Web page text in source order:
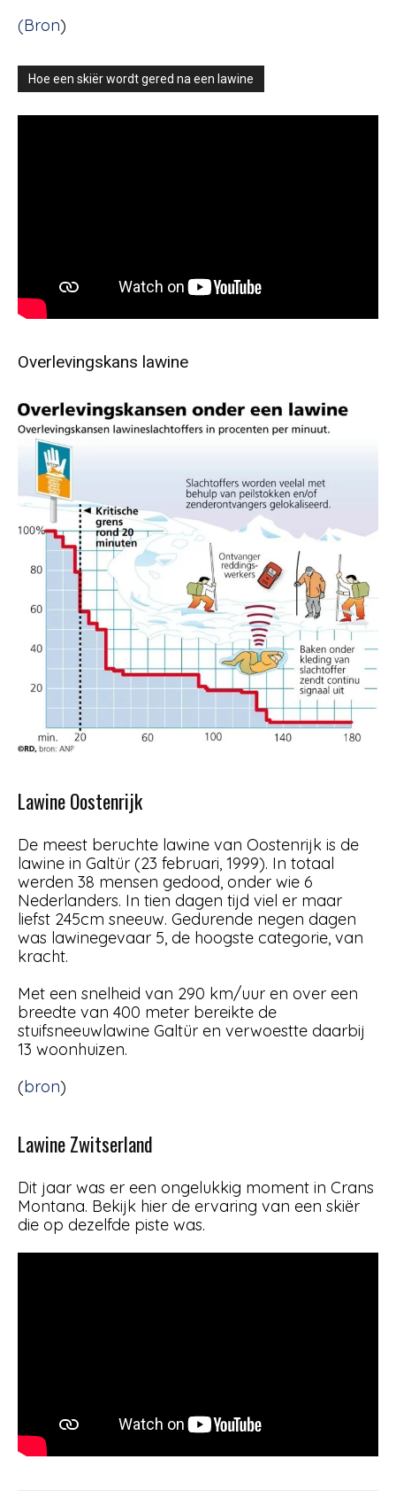
(Bron)
Hoe een skiër wordt gered na een lawine
Overlevingskans lawine
Lawine Oostenrijk
De meest beruchte lawine van Oostenrijk is de
lawine in Galtür (23 februari, 1999). In totaal
werden 38 mensen gedood, onder wie 6
Nederlanders. In tien dagen tijd viel er maar
liefst 245cm sneeuw. Gedurende negen dagen
was lawinegevaar 5, de hoogste categorie, van
kracht.
Met een snelheid van 290 km/uur en over een
breedte van 400 meter bereikte de
stuifsneeuwlawine Galtür en verwoestte daarbij
13 woonhuizen.
(bron)
Lawine Zwitserland
Dit jaar was er een ongelukkig moment in Crans
Montana. Bekijk hier de ervaring van een skiër
die op dezelfde piste was.